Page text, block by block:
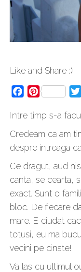
Like and Share :)
FacebookPinterest
Intre timp s-a
Credeam ca am
despre intreaga
Ce dragut, aud
canta, se cearta,
exact. Sunt o
bloc. De fiecare
mare. E ciudat
totusi, eu ma
vecini pe cinste!
Va las cu ultimul